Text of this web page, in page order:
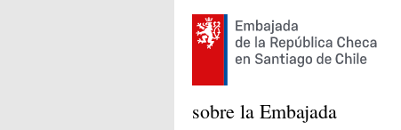
sobre la Embajada